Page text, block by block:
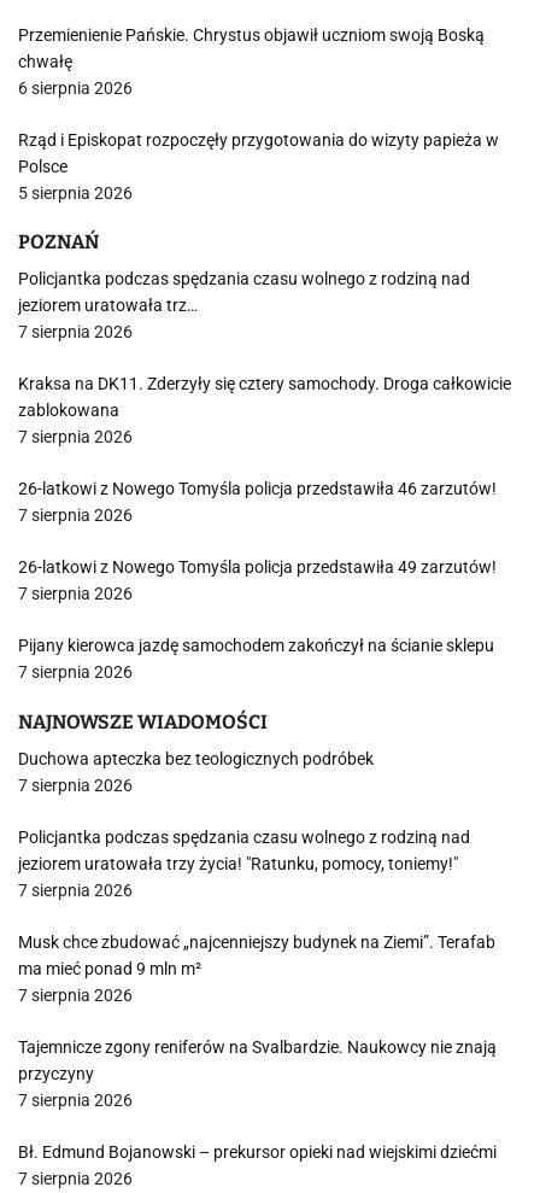
Przemienienie Pańskie. Chrystus objawił uczniom swoją Boską
chwałę
6 sierpnia 2026
Rząd i Episkopat rozpoczęły przygotowania do wizyty papieża w
Polsce
5 sierpnia 2026
POZNAŃ
Policjantka podczas spędzania czasu wolnego z rodziną nad
jeziorem uratowała trz…
7 sierpnia 2026
Kraksa na DK11. Zderzyły się cztery samochody. Droga całkowicie
zablokowana
7 sierpnia 2026
26-latkowi z Nowego Tomyśla policja przedstawiła 46 zarzutów!
7 sierpnia 2026
26-latkowi z Nowego Tomyśla policja przedstawiła 49 zarzutów!
7 sierpnia 2026
Pijany kierowca jazdę samochodem zakończył na ścianie sklepu
7 sierpnia 2026
NAJNOWSZE WIADOMOŚCI
Duchowa apteczka bez teologicznych podróbek
7 sierpnia 2026
Policjantka podczas spędzania czasu wolnego z rodziną nad
jeziorem uratowała trzy życia! "Ratunku, pomocy, toniemy!"
7 sierpnia 2026
Musk chce zbudować „najcenniejszy budynek na Ziemi”. Terafab
ma mieć ponad 9 mln m²
7 sierpnia 2026
Tajemnicze zgony reniferów na Svalbardzie. Naukowcy nie znają
przyczyny
7 sierpnia 2026
Bł. Edmund Bojanowski – prekursor opieki nad wiejskimi dziećmi
7 sierpnia 2026